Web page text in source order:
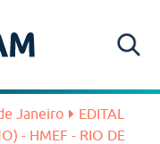
Janeiro
EDITAL
- HMEF - RIO DE